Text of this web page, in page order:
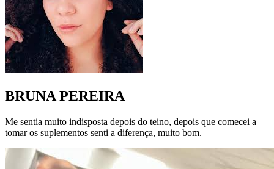
BRUNA PEREIRA
Me sentia muito indisposta depois do teino, depois que comecei a
tomar os suplementos senti a diferença, muito bom.